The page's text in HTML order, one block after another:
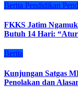
Berita Pendidikan
FKKS Jatim
Butuh 14 Hari:
Berita
Kunjungan Satgas
Penolakan dan